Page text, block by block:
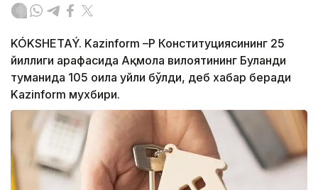
KÓKSHETAÝ. Kazinform –ҚР Конституциясининг 25
йиллиги арафасида Ақмола вилоятининг Буланди
туманида 105 оила уйли бўлди, деб хабар беради
Kazinform мухбири.